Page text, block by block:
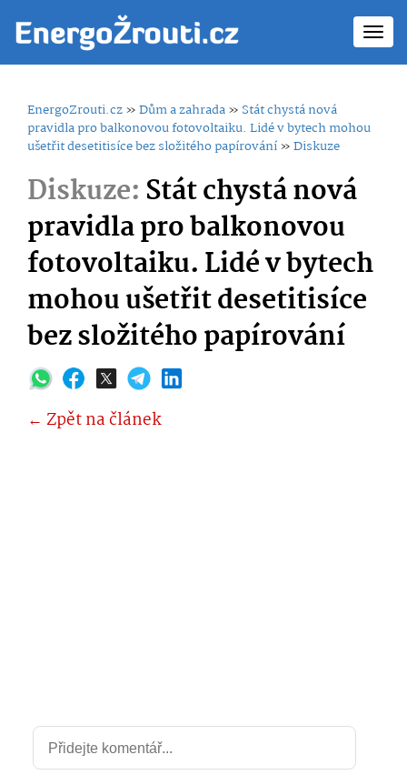
EnergoZrouti.cz»Dům a zahrada» Stát chystá nová
pravidla pro balkonovou fotovoltaiku. Lidé v bytech mohou
ušetřit desetitisíce bez složitého papírování»Diskuze
Diskuze: Stát chystá nová
pravidla pro balkonovou
fotovoltaiku. Lidé v bytech
mohou ušetřit desetitisíce
bez složitého papírování
← Zpět na článek